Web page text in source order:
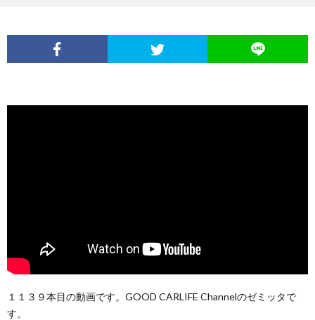
１１３９本目の動画です。GOOD CARLIFE Channelのゼミッタで
す。